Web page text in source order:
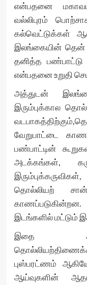
என்பதனை
வல்லிபுரம்
கல்வெட்டுக்கள்
இலங்கையின் தென்
தனித்த பண்பாட்டு
என்பதனை உறுதி
அத்துடன்
இரும்புக்கால
வேறுபாட்டை
பண்பாட்டின்
அடக்கங்கள்,
தொல்லியற்
இடங்களில் மட்டும்
இதை
புஸ்பரட்ணம்
ஆய்வுகளின்